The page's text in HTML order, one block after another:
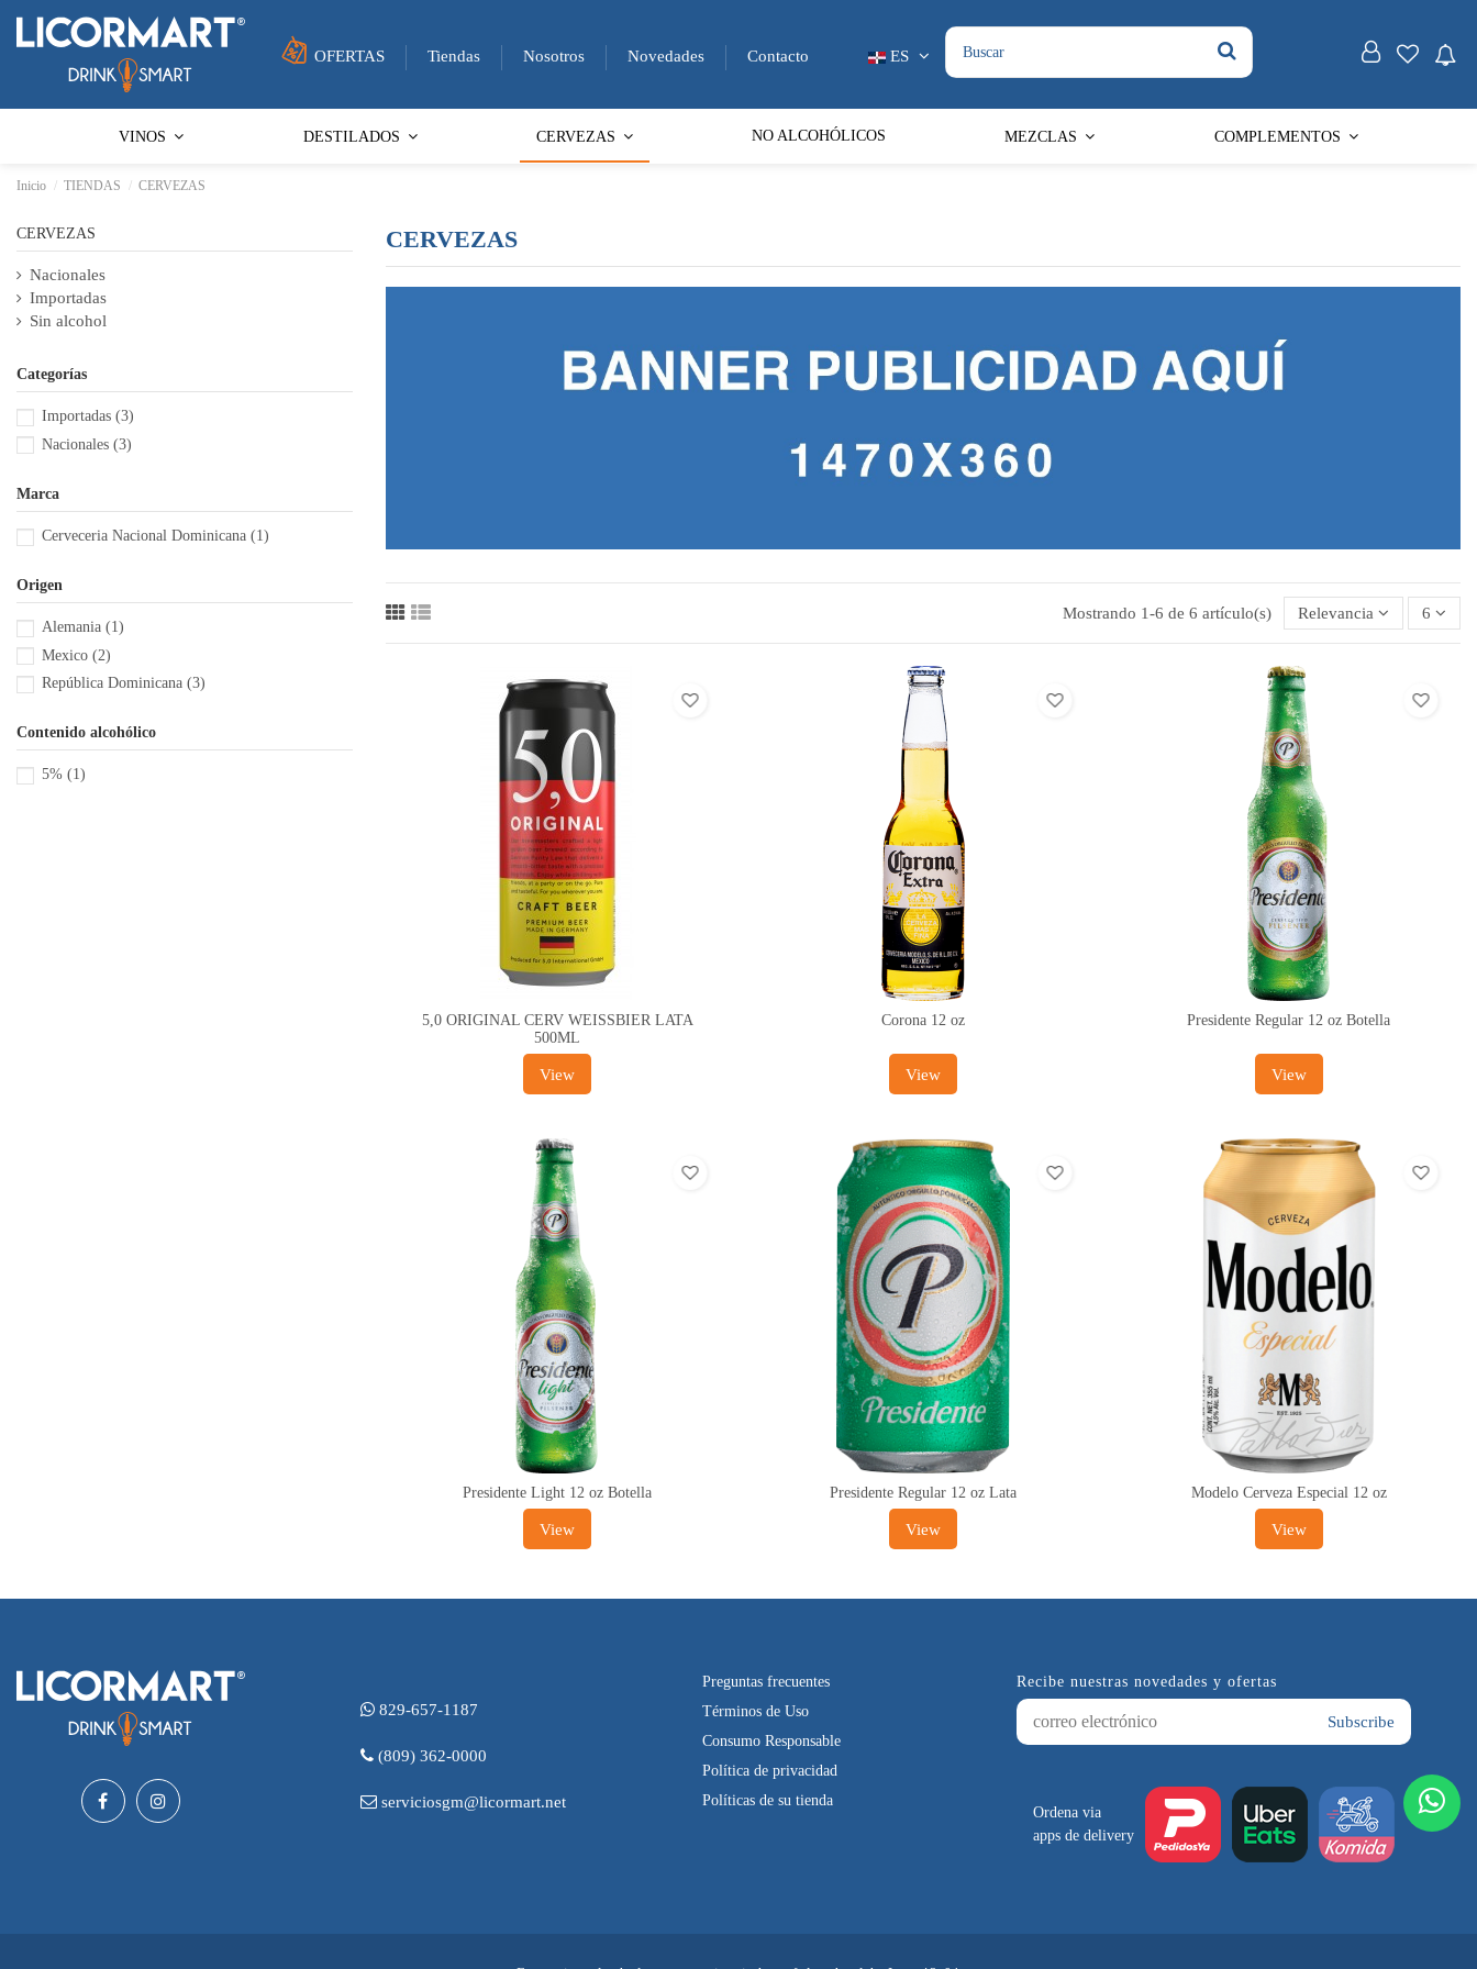
OFERTAS Tiendas Nosotros Novedades Contacto ES
VINOS DESTILADOS CERVEZAS NO ALCOHÓLICOS MEZCLAS COMPLEMENTOS
Inicio TIENDAS CERVEZAS
CERVEZAS
Mostrando 1-6 de 6 artículo(s) Relevancia 6
5,0 ORIGINAL CERV WEISSBIER LATA
500ML
View
Corona 12 oz
View
Presidente Regular 12 oz Botella
View
Presidente Light 12 oz Botella
View
Presidente Regular 12 oz Lata
View
Modelo Cerveza Especial 12 oz
View
CERVEZAS
Nacionales
Importadas
Sin alcohol
Categorías
Importadas (3)
Nacionales (3)
Marca
Cerveceria Nacional Dominicana (1)
Origen
Alemania (1)
Mexico (2)
República Dominicana (3)
Contenido alcohólico
5% (1)
829-657-1187
(809) 362-0000
serviciosgm@licormart.net
Preguntas frecuentes
Términos de Uso
Consumo Responsable
Política de privacidad
Políticas de su tienda
Subscribe
Ordena via
apps de delivery